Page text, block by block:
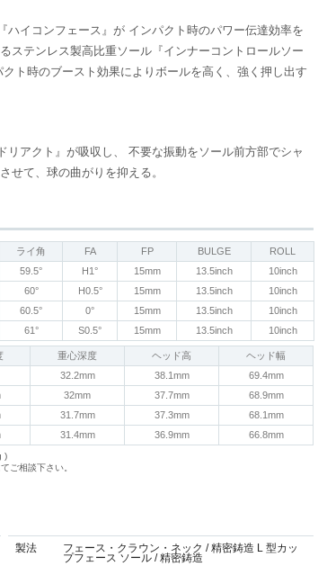
イコンフェース』が インパクト時のパワー伝達効率を
ステンレス製高比重ソール『インナーコントロールソー
ト時のブースト効果によりボールを高く、強く押し出す
アクト』が吸収し、 不要な振動をソール前方部でシャ
せて、球の曲がりを抑える。
ライ角 FA FP BULGE
ROLL
59.5° H1° 15mm 13.5inch
10inch
60° H0.5° 15mm 13.5inch
10inch
60.5° 0° 15mm 13.5inch
10inch
61° S0.5° 15mm 13.5inch 10inch
重心深度 ヘッド高
ヘッド幅
32.2mm 38.1mm
69.4mm
32mm 37.7mm
68.9mm
31.7mm 37.3mm
68.1mm
31.4mm 36.9mm 66.8mm
)
ご相談下さい。
製法 フェース・クラウン・ネック / 精密鋳造 L 型カッ
プフェース ソール / 精密鋳造